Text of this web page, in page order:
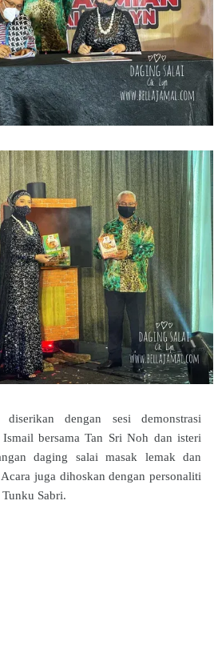
dengan sesi demonstrasi
bersama Tan Sri Noh dan isteri
daging salai masak lemak dan
juga dihoskan dengan personaliti
Sabri.